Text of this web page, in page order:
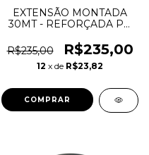
EXTENSÃO MONTADA
30MT - REFORÇADA PP
R$235,00
R$235,00
12 x de R$23,82